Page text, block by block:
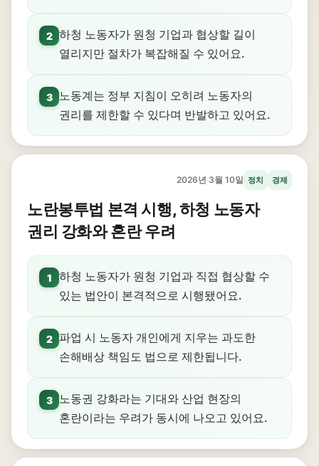
2 하청 노동자가 원청 기업과 협상할 길이
열리지만 절차가 복잡해질 수 있어요.
3
노동계는 정부 지침이 오히려 노동자의
권리를 제한할 수 있다며 반발하고 있어요.
2026년 3월 10일 정치 경제
노란봉투법 본격 시행, 하청 노동자
권리 강화와 혼란 우려
1
하청 노동자가 원청 기업과 직접 협상할 수
있는 법안이 본격적으로 시행됐어요.
2
파업 시 노동자 개인에게 지우는 과도한
손해배상 책임도 법으로 제한됩니다.
3
노동권 강화라는 기대와 산업 현장의
혼란이라는 우려가 동시에 나오고 있어요.